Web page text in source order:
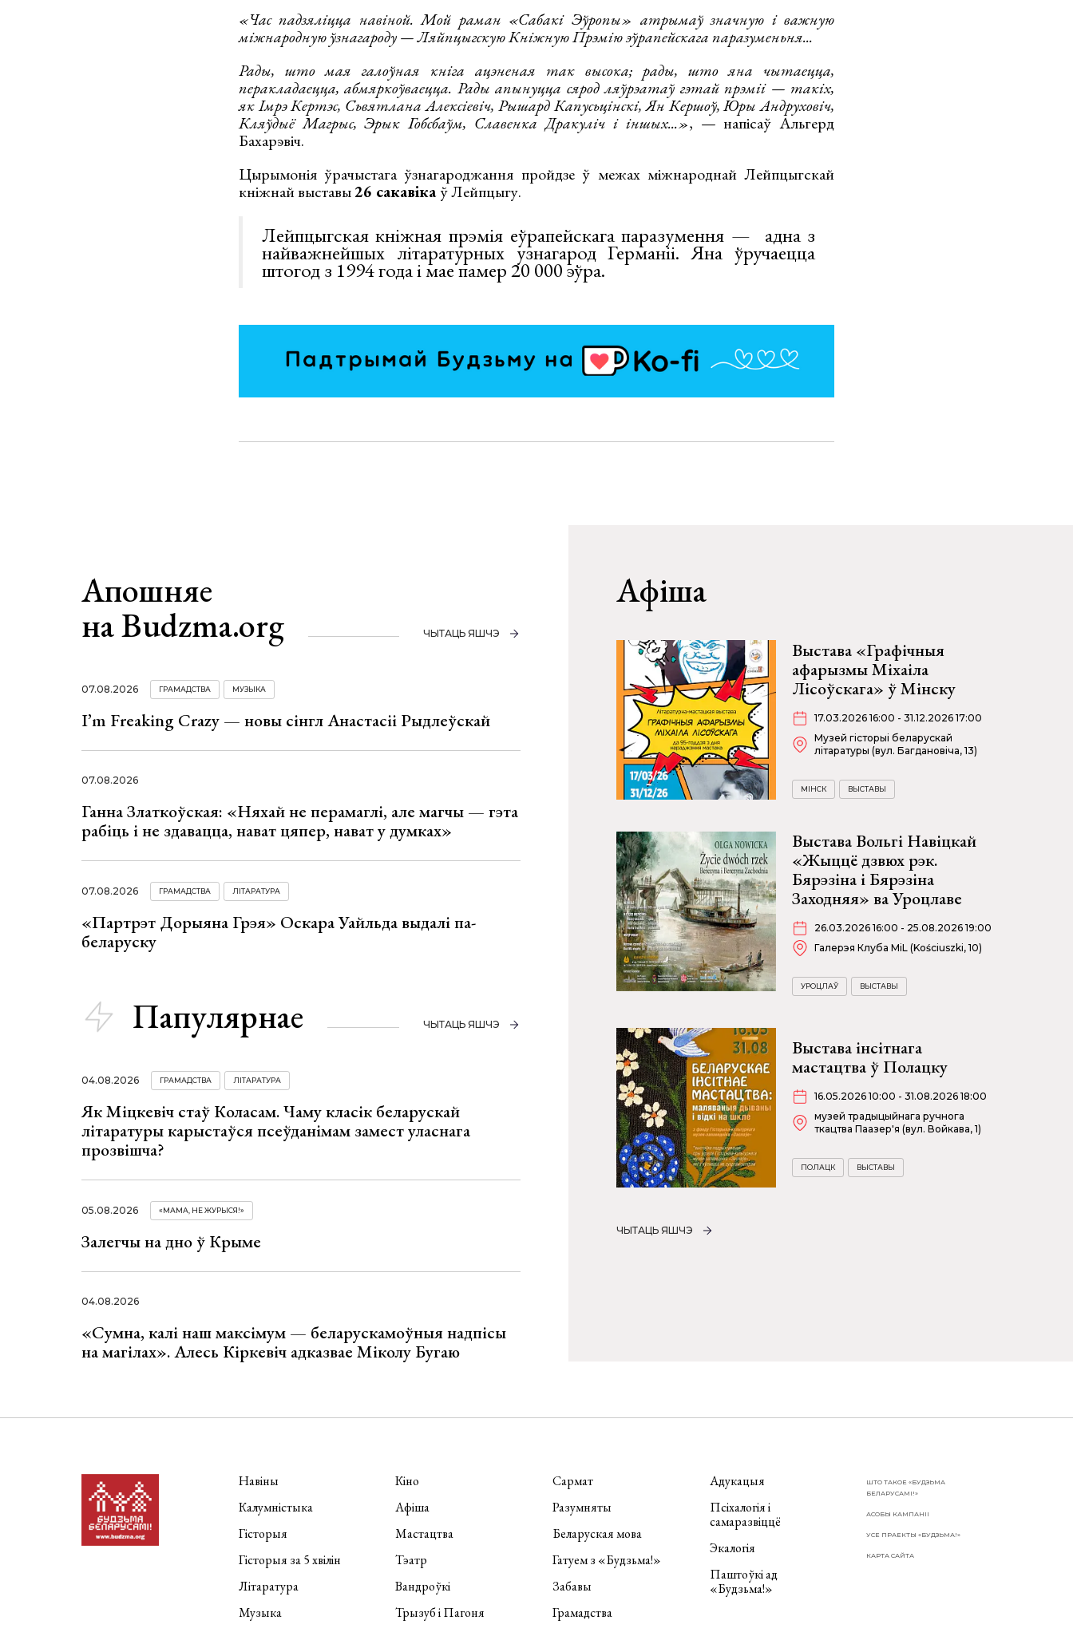
«Час падзяліцца навіной. Мой раман «Сабакі Эўропы» атрымаў значную і важную
міжнародную ўзнагароду — Ляйпцыгскую Кніжную Прэмію эўрапейскага паразуменьня...
Рады, што мая галоўная кніга ацэненая так высока; рады, што яна чытаецца,
перакладаецца, абмяркоўваецца. Рады апынуцца сярод ляўрэатаў гэтай прэміі — такіх,
як Імрэ Кертэс, Сьвятлана Алексіевіч, Рышард Капусьцінскі, Ян Кершоў, Юры Андруховіч,
Кляўдыё Магрыс, Эрык Гобсбаўм, Славенка Дракуліч і іншых...», — напісаў Альгерд
Бахарэвіч.
Цырымонія ўрачыстага ўзнагароджання пройдзе ў межах міжнароднай Лейпцыгскай
кніжнай выставы26 сакавікаў Лейпцыгу.
Лейпцыгская кніжная прэмія еўрапейскага паразумення — адна з
найважнейшых літаратурных узнагарод Германіі. Яна ўручаецца
штогод з 1994 года і мае памер 20 000 эўра.
Апошняе
на Budzma.org
ЧЫТАЦЬ ЯШЧЭ
07.08.2026 ГРАМАДСТВА МУЗЫКА
I’m Freaking Crazy — новы сінгл Анастасіі Рыдлеўскай
07.08.2026
Ганна Златкоўская: «Няхай не перамаглі, але магчы — гэта
рабіць і не здавацца, нават цяпер, нават у думках»
07.08.2026 ГРАМАДСТВА ЛІТАРАТУРА
«Партрэт Дорыяна Грэя» Оскара Уайльда выдалі па-
беларуску
Папулярнае ЧЫТАЦЬ ЯШЧЭ
04.08.2026 ГРАМАДСТВА ЛІТАРАТУРА
Як Міцкевіч стаў Коласам. Чаму класік беларускай
літаратуры карыстаўся псеўданімам замест уласнага
прозвішча?
05.08.2026 «МАМА, НЕ ЖУРЫСЯ!»
Залегчы на дно ў Крыме
04.08.2026
«Сумна, калі наш максімум — беларускамоўныя надпісы
на магілах». Алесь Кіркевіч адказвае Міколу Бугаю
Афіша
Выстава «Графічныя
афарызмы Міхаіла
Лісоўскага» ў Мінску
17.03.2026 16:00 - 31.12.2026 17:00
Музей гісторыі беларускай
літаратуры (вул. Багдановіча, 13)
МІНСК ВЫСТАВЫ
Выстава Вольгі Навіцкай
«Жыццё дзвюх рэк.
Бярэзіна і Бярэзіна
Заходняя» ва Уроцлаве
26.03.2026 16:00 - 25.08.2026 19:00
Галерэя Клуба MiL (Kościuszki, 10)
УРОЦЛАЎ ВЫСТАВЫ
Выстава інсітнага
мастацтва ў Полацку
16.05.2026 10:00 - 31.08.2026 18:00
музей традыцыйнага ручнога
ткацтва Паазер'я (вул. Войкава, 1)
ПОЛАЦК ВЫСТАВЫ
ЧЫТАЦЬ ЯШЧЭ
Навіны
Калумністыка
Гісторыя
Гісторыя за 5 хвілін
Літаратура
Музыка
Кіно
Афіша
Мастацтва
Тэатр
Вандроўкі
Трызуб і Пагоня
Сармат
Разумняты
Беларуская мова
Гатуем з «Будзьма!»
Забавы
Грамадства
Адукацыя
Псіхалогія і
самаразвіццё
Экалогія
Паштоўкі ад
«Будзьма!»
ШТО ТАКОЕ «БУДЗЬМА
БЕЛАРУСАМІ!»
АСОБЫ КАМПАНІІ
УСЕ ПРАЕКТЫ «БУДЗЬМА!»
КАРТА САЙТА